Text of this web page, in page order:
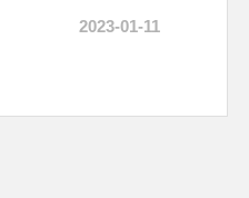
2023-01-11